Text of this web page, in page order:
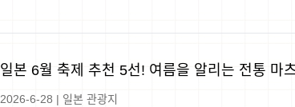
일본 6월 축제 추천 5선! 여름을 알리는 전통 마
2026-6-28 | 일본 관광지